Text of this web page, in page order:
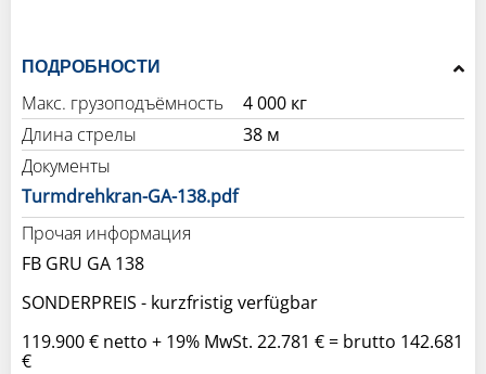
ПОДРОБНОСТИ
Макс. грузоподъёмность
4 000 кг
Длина стрелы
38 м
Документы
Turmdrehkran-GA-138.pdf
Прочая информация
FB GRU GA 138
SONDERPREIS - kurzfristig verfügbar
119.900 € netto + 19% MwSt. 22.781 € = brutto 142.681
€